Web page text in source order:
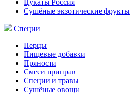
Цукаты Россия
Сушёные экзотические фрукты
Специи
Перцы
Пищевые добавки
Пряности
Смеси приправ
Специи и травы
Сушёные овощи